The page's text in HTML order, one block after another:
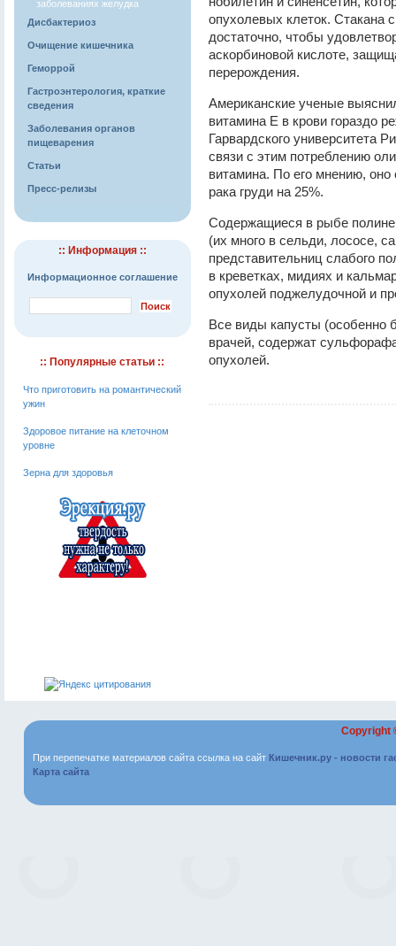
заболеваниях желудка
Дисбактериоз
Очищение кишечника
Геморрой
Гастроэнтерология, краткие
сведения
Заболевания органов
пищеварения
Статьи
Пресс-релизы
:: Информация ::
Информационное соглашение
:: Популярные статьи ::
Что приготовить на романтический
ужин
Здоровое питание на клеточном
уровне
Зерна для здоровья
опухолевых клеток. Стакана
достаточно, чтобы
аскорбиновой кислоте,
перерождения.
Американские ученые
витамина Е в крови гораздо
Гарвардского университета
связи с этим потреблению
витамина. По его мнению, оно
рака груди на 25%.
Содержащиеся в рыбе
(их много в сельди, лососе,
представительниц слабого
в креветках, мидиях и
опухолей поджелудочной и
Все виды капусты (особенно
врачей, содержат
опухолей.
Copyright
При перепечатке материалов сайта ссылка на сайт Кишечник.ру - новости
Карта сайта